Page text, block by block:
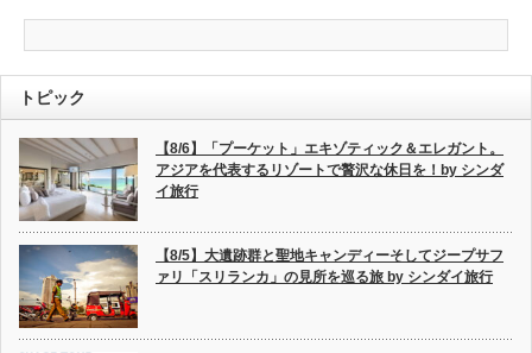
トピック
【8/6】「プーケット」エキゾティック＆エレガント。
アジアを代表するリゾートで贅沢な休日を！by シンダ
イ旅行
【8/5】大遺跡群と聖地キャンディーそしてジープサフ
ァリ「スリランカ」の見所を巡る旅 by シンダイ旅行